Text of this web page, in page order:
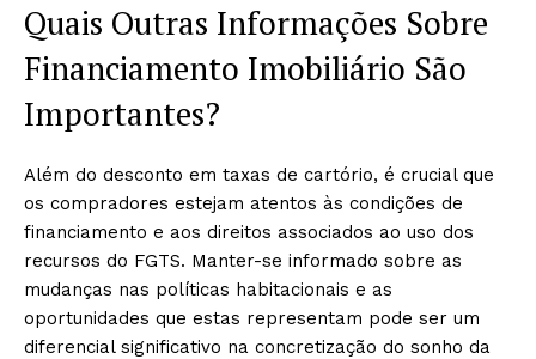
Quais Outras Informações Sobre
Financiamento Imobiliário São
Importantes?
Além do desconto em taxas de cartório, é crucial que
os compradores estejam atentos às condições de
financiamento e aos direitos associados ao uso dos
recursos do FGTS. Manter-se informado sobre as
mudanças nas políticas habitacionais e as
oportunidades que estas representam pode ser um
diferencial significativo na concretização do sonho da